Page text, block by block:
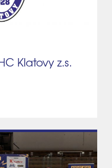
Klatovy z.s.